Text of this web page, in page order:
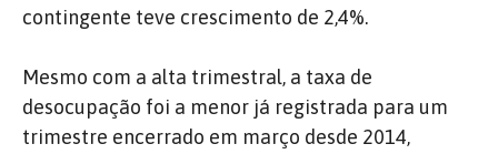
contingente teve crescimento de 2,4%.
Mesmo com a alta trimestral, a taxa de
desocupação foi a menor já registrada para um
trimestre encerrado em março desde 2014,